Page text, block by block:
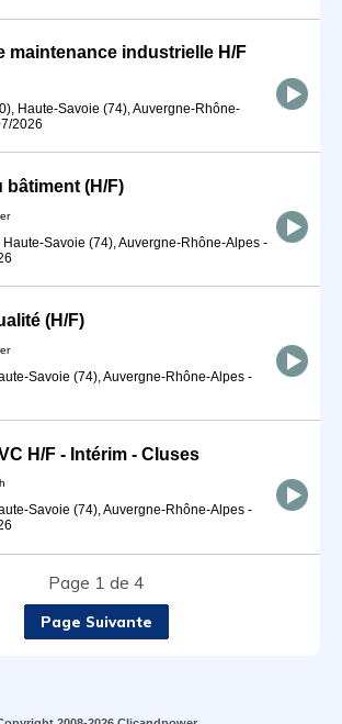
maintenance industrielle H/F
Haute-Savoie (74), Auvergne-Rhône-
2026
bâtiment (H/F)
Savoie (74), Auvergne-Rhône-Alpes -
(H/F)
Savoie (74), Auvergne-Rhône-Alpes -
H/F - Intérim - Cluses
Savoie (74), Auvergne-Rhône-Alpes -
Page 1 de 4
Page Suivante